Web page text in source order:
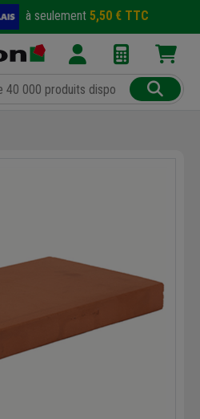
à seulement 5,50 € TTC